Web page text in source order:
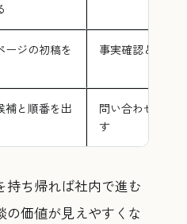
ージの初稿を
事実確認と承認
補と順番を出
問い合わせ対応
す
持ち帰れば社内で進む
価値が見えやすくな